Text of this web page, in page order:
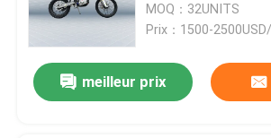
MOQ：32UNITS
Prix：1500-
meilleur prix